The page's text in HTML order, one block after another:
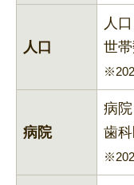
人口
人
世
病院
病
歯